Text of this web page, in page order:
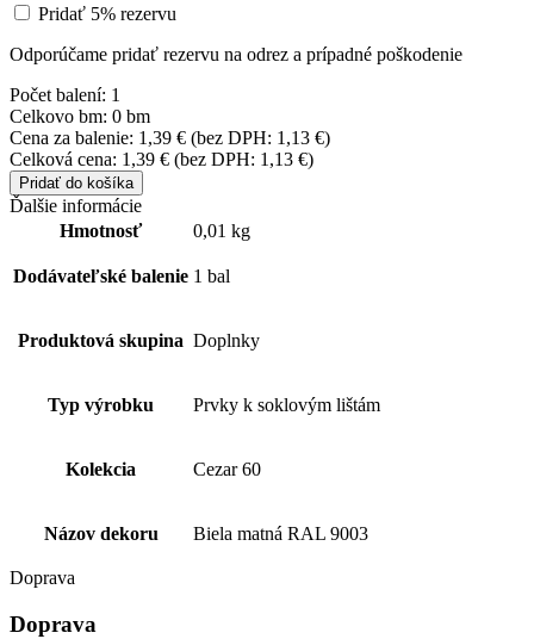
Pridať 5% rezervu
Odporúčame pridať rezervu na odrez a prípadné poškodenie
Počet balení: 1
Celkovo bm: 0 bm
Cena za balenie: 1,39 € (bez DPH: 1,13 €)
Celková cena: 1,39 € (bez DPH: 1,13 €)
Pridať do košíka
Ďalšie informácie
Hmotnosť
0,01 kg
Dodávateľské balenie 1 bal
Produktová skupina Doplnky
Typ výrobku Prvky k soklovým lištám
Kolekcia Cezar 60
Názov dekoru Biela matná RAL 9003
Doprava
Doprava